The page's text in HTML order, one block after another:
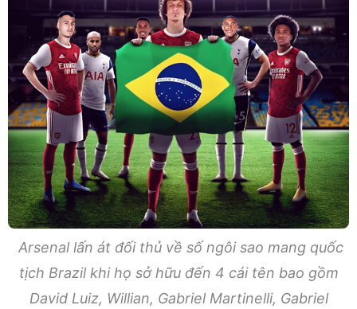
Arsenal lấn át đối thủ về số ngôi sao mang quốc
tịch Brazil khi họ sở hữu đến 4 cái tên bao gồm
David Luiz, Willian, Gabriel Martinelli, Gabriel